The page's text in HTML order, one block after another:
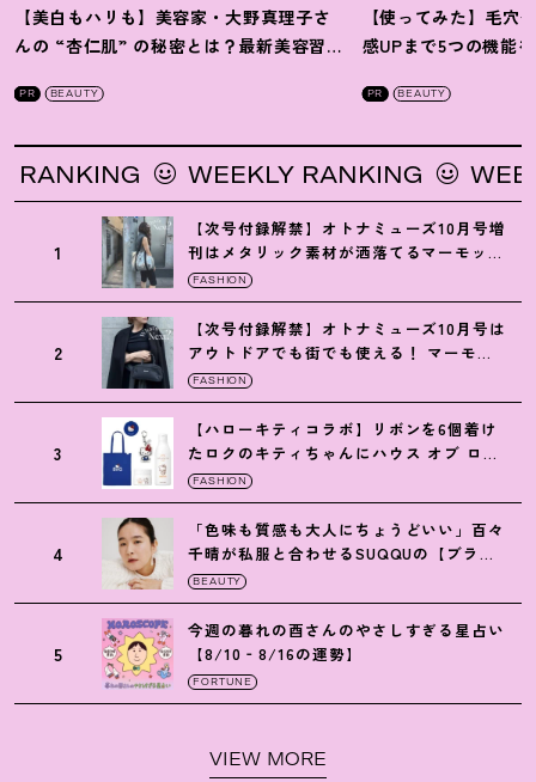
【美白もハリも】美容家・大野真理子さ
んの “杏仁肌” の秘密とは ？ 最新美容習慣
PR BEAUTY
【使ってみた】毛穴
感UPまで5つの機能
PR BEAUTY
WEEKLY RANKING
1
【次号付録解禁】オトナミューズ10月号増
刊はメタリック素材が洒落てるマーモット
の保冷バッグ
FASHION
2
【次号付録解禁】オトナミューズ10月号は
アウトドアでも街でも使える ！ マーモッ
トの黒ショルダー
FASHION
3
【ハローキティコラボ】リボンを6個着け
たロクのキティちゃんにハウス オブ ロー
ゼの限定パケも
FASHION
4
「色味も質感も大人にちょうどいい」百々
千晴が私服と合わせるSUQQUの【ブラー
リクイド リップ】6選
BEAUTY
5
今週の暮れの酉さんのやさしすぎる星占い
【8/10‐8/16の運勢】
FORTUNE
VIEW MORE